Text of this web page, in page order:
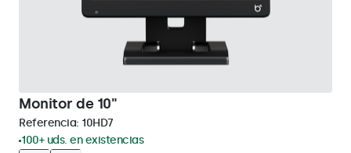
Monitor de 10"
Referencia: 10HD7
100+ uds. en existencias